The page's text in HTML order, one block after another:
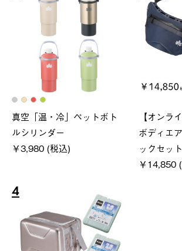
真空「温・冷」ペットボト
ルシリンダー
￥3,980 (税込)
【オンラ
ボディエ
ックセット
￥14,850
4